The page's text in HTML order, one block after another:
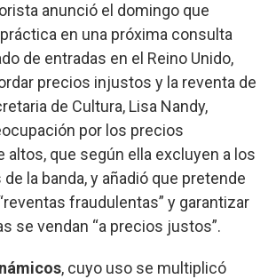
anunció el domingo que
en una próxima consulta
de entradas en el Reino Unido,
precios injustos y la reventa de
de Cultura, Lisa Nandy,
por los precios
altos, que según ella excluyen a los
la banda, y añadió que pretende
fraudulentas” y garantizar
se vendan “a precios justos”.
, cuyo uso se multiplicó